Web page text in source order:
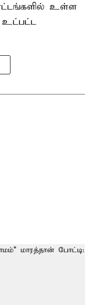
உள்ள
உட்பட்ட